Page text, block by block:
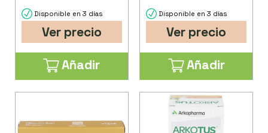
Disponible en 3 días
Ver precio
Añadir
Disponible en 3 días
Ver precio
Añadir